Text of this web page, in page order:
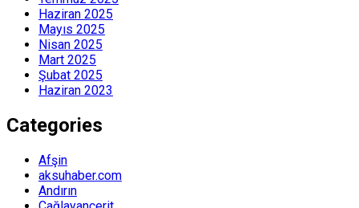
Haziran 2025
Mayıs 2025
Nisan 2025
Mart 2025
Şubat 2025
Haziran 2023
Categories
Afşin
aksuhaber.com
Andırın